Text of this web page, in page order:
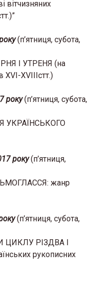
(п’ятниця, субота,
І УТРЕНЯ (на
XVI-XVIIIстт.)
року(п’ятниця, субота,
УКРАЇНСЬКОГО
року(п’ятниця,
жанр
(п’ятниця, субота,
ЦИКЛУ РІЗДВА І
рукописних